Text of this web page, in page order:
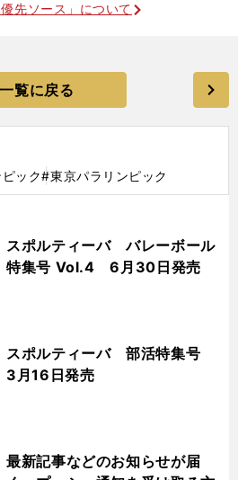
先ソース」について
一覧に戻る
ック#東京パラリンピック
スポルティーバ バレーボール
特集号 Vol.4 6月30日発売
スポルティーバ 部活特集号
3月16日発売
最新記事などのお知らせが届